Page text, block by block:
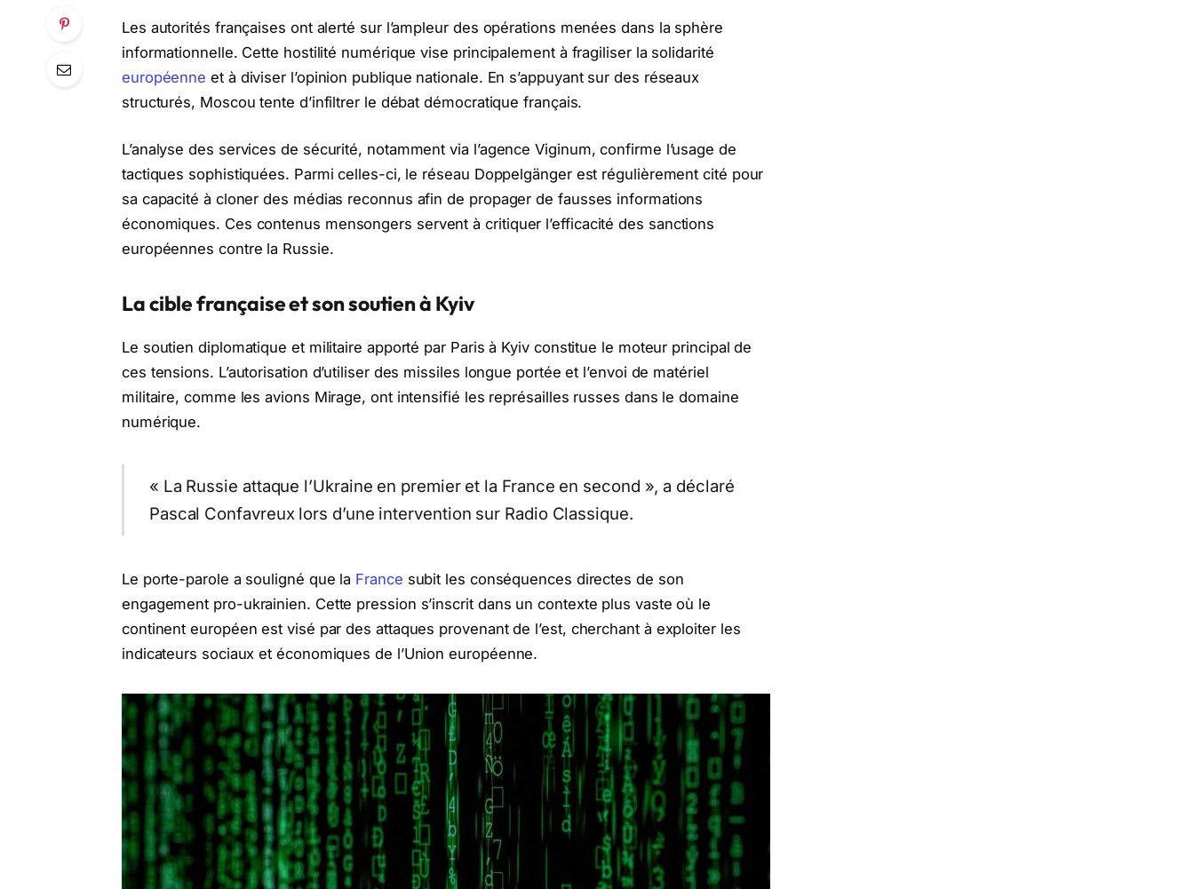
Les autorités françaises ont alerté sur l’ampleur des opérations menées dans la sphère
informationnelle. Cette hostilité numérique vise principalement à fragiliser la solidarité
européenne et à diviser l’opinion publique nationale. En s’appuyant sur des réseaux
structurés, Moscou tente d’infiltrer le débat démocratique français.
L’analyse des services de sécurité, notamment via l’agence Viginum, confirme l’usage de
tactiques sophistiquées. Parmi celles-ci, le réseau Doppelgänger est régulièrement cité pour
sa capacité à cloner des médias reconnus afin de propager de fausses informations
économiques. Ces contenus mensongers servent à critiquer l’efficacité des sanctions
européennes contre la Russie.
La cible française et son soutien à Kyiv
Le soutien diplomatique et militaire apporté par Paris à Kyiv constitue le moteur principal de
ces tensions. L’autorisation d’utiliser des missiles longue portée et l’envoi de matériel
militaire, comme les avions Mirage, ont intensifié les représailles russes dans le domaine
numérique.
« La Russie attaque l’Ukraine en premier et la France en second », a déclaré
Pascal Confavreux lors d’une intervention sur Radio Classique.
Le porte-parole a souligné que la France subit les conséquences directes de son
engagement pro-ukrainien. Cette pression s’inscrit dans un contexte plus vaste où le
continent européen est visé par des attaques provenant de l’est, cherchant à exploiter les
indicateurs sociaux et économiques de l’Union européenne.